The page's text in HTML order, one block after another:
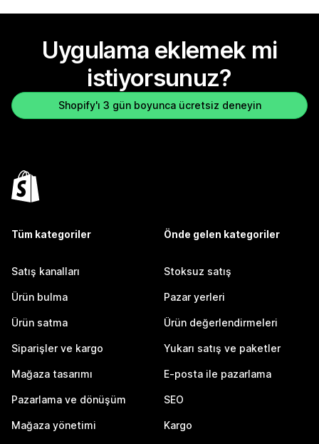
Uygulama eklemek mi
istiyorsunuz?
Shopify'ı 3 gün boyunca ücretsiz deneyin
Tüm kategoriler
Satış kanalları
Ürün bulma
Ürün satma
Siparişler ve kargo
Mağaza tasarımı
Pazarlama ve dönüşüm
Mağaza yönetimi
Önde gelen kategoriler
Stoksuz satış
Pazar yerleri
Ürün değerlendirmeleri
Yukarı satış ve paketler
E-posta ile pazarlama
SEO
Kargo